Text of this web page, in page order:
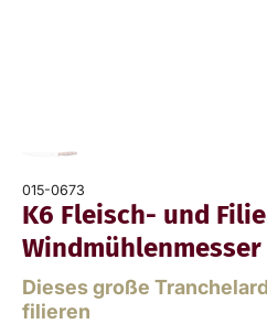
015-0673
K6 Fleisch- und
Windmühlenmesser
Dieses große
filieren